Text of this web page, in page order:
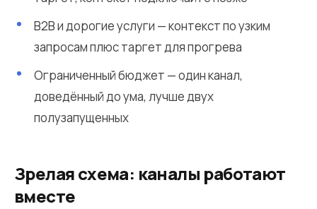
B2B и дорогие услуги — контекст по узким
запросам плюс таргет для прогрева
Ограниченный бюджет — один канал,
доведённый до ума, лучше двух
полузапущенных
Зрелая схема: каналы работают
вместе